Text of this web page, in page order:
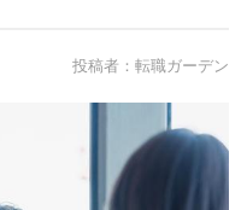
投稿者：転職ガーデン